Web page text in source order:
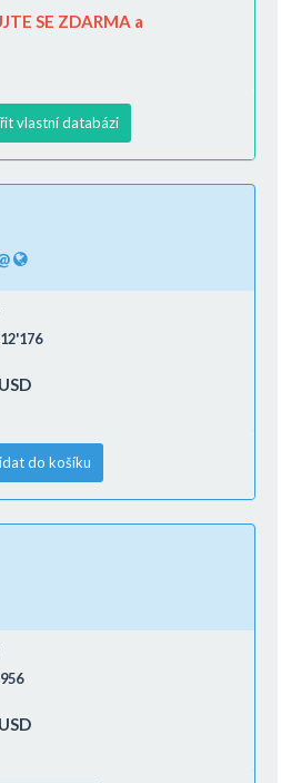
SE ZDARMA a
vlastní databázi
12'176
do košíku
956